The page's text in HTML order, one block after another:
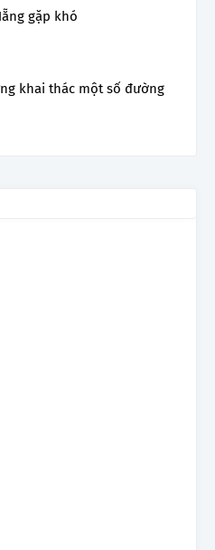
gặp khó
khai thác một số đường